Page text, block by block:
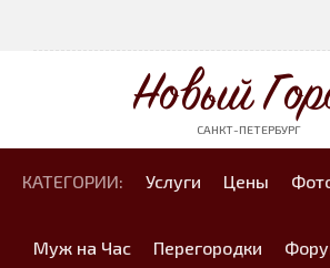
Новый
САНКТ-ПЕТЕРБУРГ
КАТЕГОРИИ: Услуги Цены
Муж на Час Перегородки